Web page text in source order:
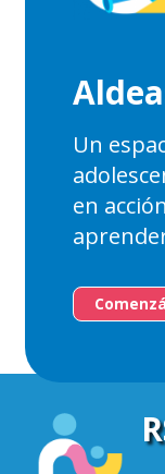
Un
en